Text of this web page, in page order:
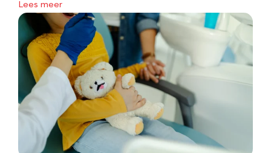
Lees meer